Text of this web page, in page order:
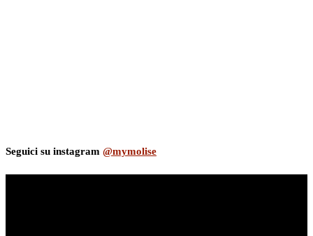
Seguici su instagram @mymolise